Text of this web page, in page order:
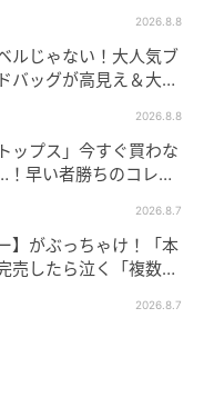
2026.8.8
ルじゃない！大人気ブ
バッグが高見え＆大容
2026.8.8
ップス」今すぐ買わな
早い者勝ちのコレ買
2026.8.7
】がぶっちゃけ！「本
売したら泣く「複数買
2026.8.7